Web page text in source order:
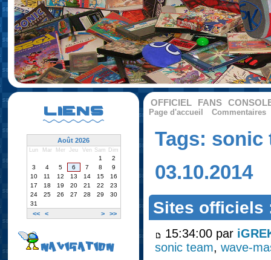
OFFICIEL FANS
Page d'accueil Commentaires
Tags: sonic
03.10.2014
Sites officiels
15:34:00 par
sonic team,wave-
LIENS
Août 2026
Lun Mar Mer Jeu Ven Sam Dim
<< < > >>
1
2
3
4 5 6 7 8
9
10
11 12 13 14 15
16
17
18 19 20 21 22
23
24
25 26 27 28 29
30
31
NAVIGATION